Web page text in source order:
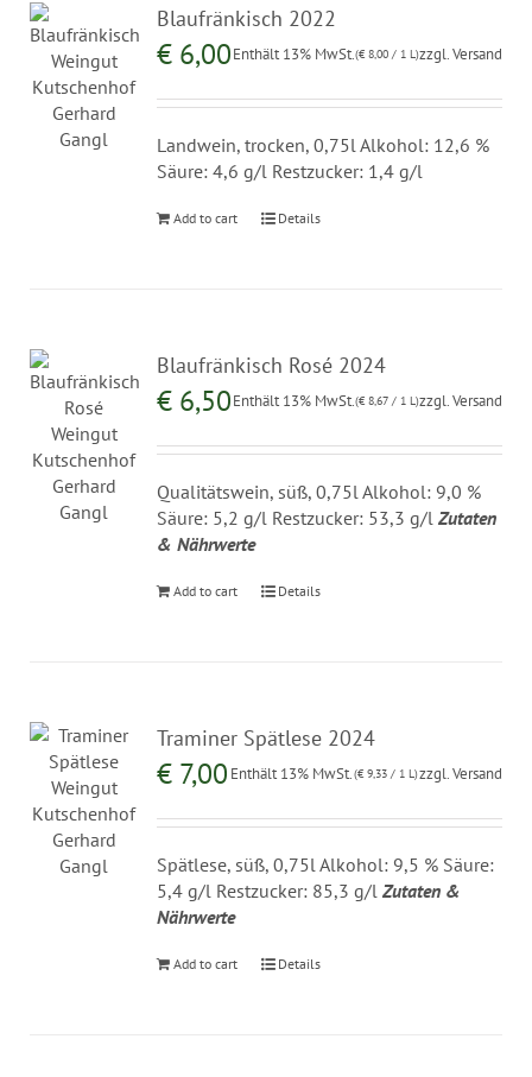
Blaufränkisch 2022
€ 6,00Enthält 13% MwSt.(€8,00/ 1 L)zzgl.Versand
Landwein, trocken, 0,75l Alkohol: 12,6 %
Säure: 4,6 g/l Restzucker: 1,4 g/l
Add to cart Details
Blaufränkisch Rosé 2024
€ 6,50Enthält 13% MwSt.(€8,67/ 1 L)zzgl.Versand
Qualitätswein, süß, 0,75l Alkohol: 9,0 %
Säure: 5,2 g/l Restzucker: 53,3 g/lZutaten
& Nährwerte
Add to cart Details
Traminer Spätlese 2024
€ 7,00 Enthält 13% MwSt.(€9,33/ 1 L)zzgl.Versand
Spätlese, süß, 0,75l Alkohol: 9,5 % Säure:
5,4 g/l Restzucker: 85,3 g/lZutaten &
Nährwerte
Add to cart Details